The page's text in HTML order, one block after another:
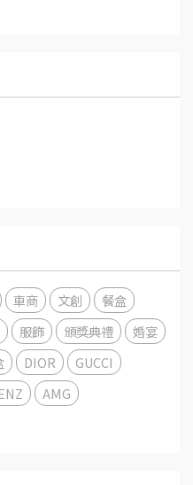
車商 文創
餐盒
服飾 頒獎典禮
婚宴
DIOR
GUCCI
AMG